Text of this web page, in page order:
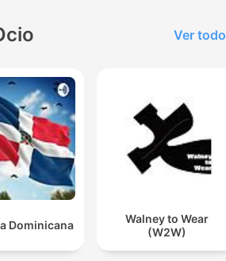
sa cuisse et je l'ai mangé.
Unis.
pas à proprement parler à
Mais c'est sans nul doute un
définit la nature de la pathologie
Ver todo
Dominicana
Walney to Wear
(W2W)